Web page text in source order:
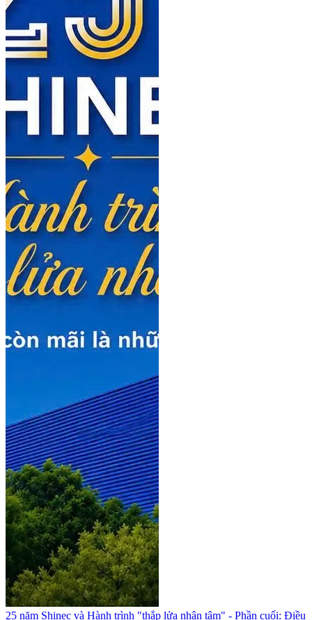
25 năm Shinec và Hành trình "thắp lửa nhân tâm" - Phần cuối: Điều